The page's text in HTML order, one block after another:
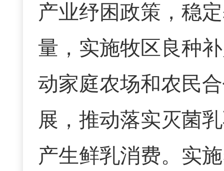
产业纾困政策，稳
量，实施牧区良种
动家庭农场和农民
展， 推动落实灭菌
产生鲜乳消费。实